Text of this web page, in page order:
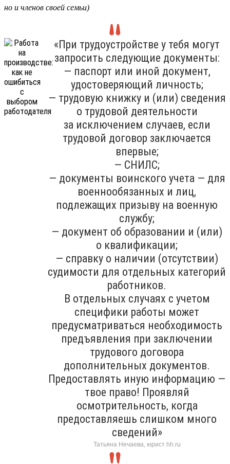
но и членов своей семьи)
«При трудоустройстве у тебя могут
запросить следующие документы:
— паспорт или иной документ,
удостоверяющий личность;
— трудовую книжку и (или) сведения
о трудовой деятельности
за исключением случаев, если
трудовой договор заключается
впервые;
— СНИЛС;
— документы воинского учета — для
военнообязанных и лиц,
подлежащих призыву на военную
службу;
— документ об образовании и (или)
о квалификации;
— справку о наличии (отсутствии)
судимости для отдельных категорий
работников.
В отдельных случаях с учетом
специфики работы может
предусматриваться необходимость
предъявления при заключении
трудового договора
дополнительных документов.
Предоставлять иную информацию —
твое право! Проявляй
осмотрительность, когда
предоставляешь слишком много
сведений»
Татьяна Нечаева, юрист hh.ru